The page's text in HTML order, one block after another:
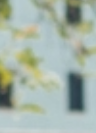
VIŠE INFORMACIJA